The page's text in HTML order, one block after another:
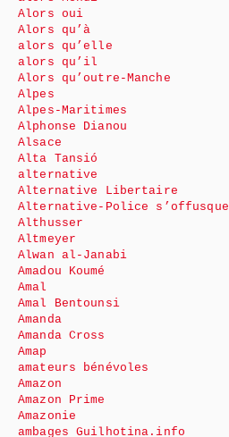
Alors oui
Alors qu’à
alors qu’elle
alors qu’il
Alors qu’outre-Manche
Alpes
Alpes-Maritimes
Alphonse Dianou
Alsace
Alta Tansió
alternative
Alternative Libertaire
Alternative-Police s’offusque
Althusser
Altmeyer
Alwan al-Janabi
Amadou Koumé
Amal
Amal Bentounsi
Amanda
Amanda Cross
Amap
amateurs bénévoles
Amazon
Amazon Prime
Amazonie
ambages Guilhotina.info